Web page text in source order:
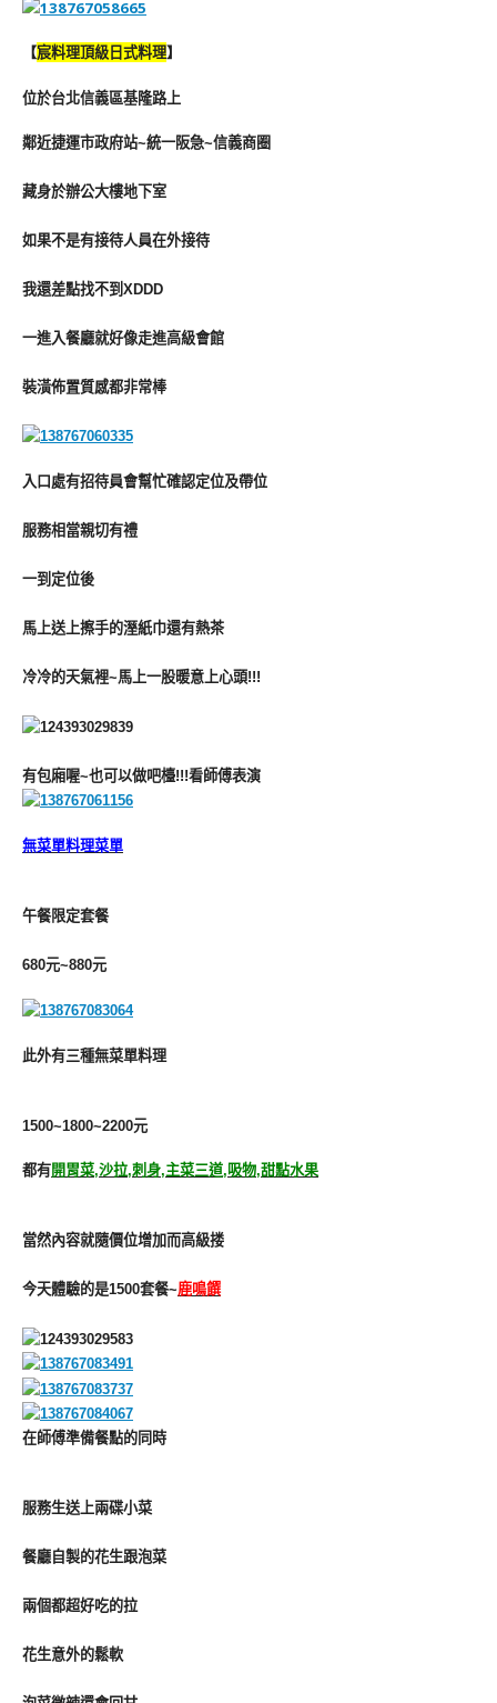
【宸料理頂級日式料理】
位於台北信義區基隆路上
鄰近捷運市政府站~統一阪急~信義商圈
藏身於辦公大樓地下室
如果不是有接待人員在外接待
我還差點找不到XDDD
一進入餐廳就好像走進高級會館
裝潢佈置質感都非常棒
入口處有招待員會幫忙確認定位及帶位
服務相當親切有禮
一到定位後
馬上送上擦手的溼紙巾還有熱茶
冷冷的天氣裡~馬上一股暖意上心頭!!!
有包廂喔~也可以做吧檯!!!看師傅表演
無菜單料理菜單
午餐限定套餐
680元~880元
此外有三種無菜單料理
1500~1800~2200元
都有開胃菜,沙拉,刺身,主菜三道,吸物,甜點水果
當然內容就隨價位增加而高級搂
今天體驗的是1500套餐~鹿鳴饌
在師傅準備餐點的同時
服務生送上兩碟小菜
餐廳自製的花生跟泡菜
兩個都超好吃的拉
花生意外的鬆軟